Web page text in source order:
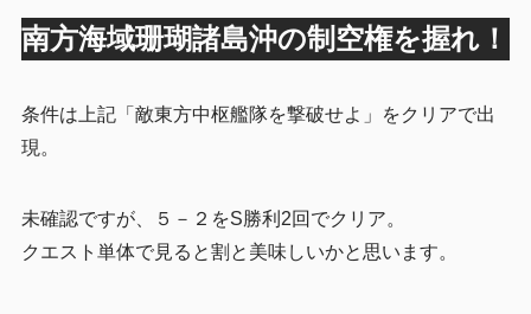
南方海域珊瑚諸島沖の制空権を握れ！
条件は上記「敵東方中枢艦隊を撃破せよ」をクリアで出
現。
未確認ですが、５－２をS勝利2回でクリア。
クエスト単体で見ると割と美味しいかと思います。